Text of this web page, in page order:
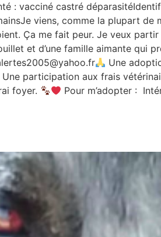
: vacciné castré
viens, comme la plupart
Ça me fait peur. Je veux
et d’une famille aimante qui
Une
participation aux frais
foyer.
Pour m’adopter :